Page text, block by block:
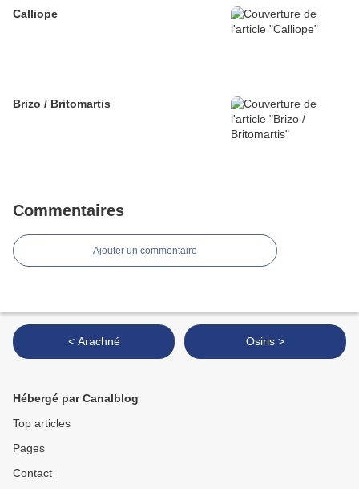
Calliope
Brizo / Britomartis
Commentaires
Ajouter un commentaire
< Arachné Osiris >
Hébergé par Canalblog
Top articles
Pages
Contact